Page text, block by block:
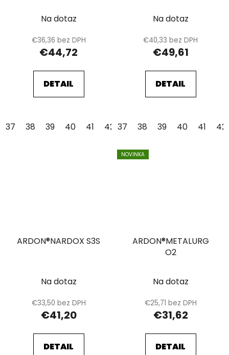
Na dotaz
€36,36 bez DPH
€44,72
DETAIL
37 38 39 40 41 42 43 44 47
Na dotaz
€40,33 bez DPH
€49,61
DETAIL
37 38 39 40 41 42
ARDON®NARDOX S3S
Na dotaz
€33,50 bez DPH
€41,20
DETAIL
NOVINKA
ARDON®METALURG
O2
Na dotaz
€25,71 bez DPH
€31,62
DETAIL